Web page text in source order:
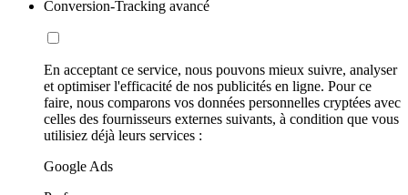
Conversion-Tracking avancé
En acceptant ce service, nous pouvons mieux suivre, analyser
et optimiser l'efficacité de nos publicités en ligne. Pour ce
faire, nous comparons vos données personnelles cryptées avec
celles des fournisseurs externes suivants, à condition que vous
utilisiez déjà leurs services :
Google Ads